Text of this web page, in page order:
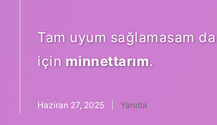
Tam uyum sağlamasam da
için minnettarım.
Haziran 27, 2025 Yanıtla